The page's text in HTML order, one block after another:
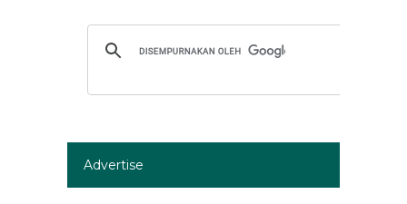
Advertise